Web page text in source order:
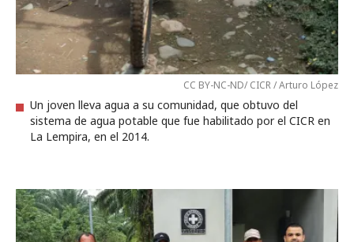
CC BY-NC-ND/ CICR / Arturo López
Un joven lleva agua a su comunidad, que obtuvo del
sistema de agua potable que fue habilitado por el CICR en
La Lempira, en el 2014.